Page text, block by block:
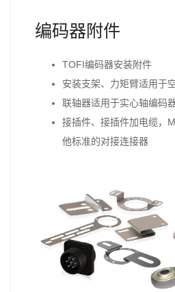
编码器附件
TOFI编码器安装附件
安装支架、力矩臂适用于
联轴器适用于实心轴编码
接插件、接插件加电缆，
他标准的对接连接器